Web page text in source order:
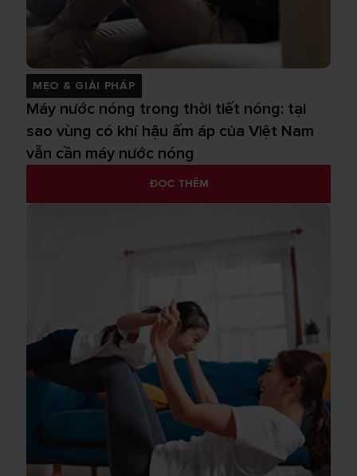
MẸO & GIẢI PHÁP
Máy nước nóng trong thời tiết nóng: tại
sao vùng có khí hậu ấm áp của Việt Nam
vẫn cần máy nước nóng
ĐỌC THÊM